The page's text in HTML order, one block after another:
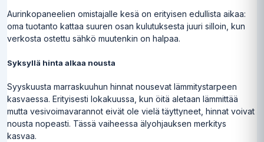
Aurinkopaneelien omistajalle kesä on erityisen edullista aikaa:
oma tuotanto kattaa suuren osan kulutuksesta juuri silloin, kun
verkosta ostettu sähkö muutenkin on halpaa.
Syksyllä hinta alkaa nousta
Syyskuusta marraskuuhun hinnat nousevat lämmitystarpeen
kasvaessa. Erityisesti lokakuussa, kun öitä aletaan lämmittää
mutta vesivoimavarannot eivät ole vielä täyttyneet, hinnat voivat
nousta nopeasti. Tässä vaiheessa älyohjauksen merkitys
kasvaa.